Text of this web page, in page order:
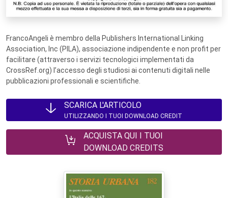
FrancoAngeli è membro della Publishers International Linking
Association, Inc (PILA), associazione indipendente e non profit per
facilitare (attraverso i servizi tecnologici implementati da
CrossRef.org) l’accesso degli studiosi ai contenuti digitali nelle
pubblicazioni professionali e scientifiche.
SCARICA L'ARTICOLO
UTILIZZANDO I TUOI DOWNLOAD CREDIT
ACQUISTA QUI I TUOI
DOWNLOAD CREDITS